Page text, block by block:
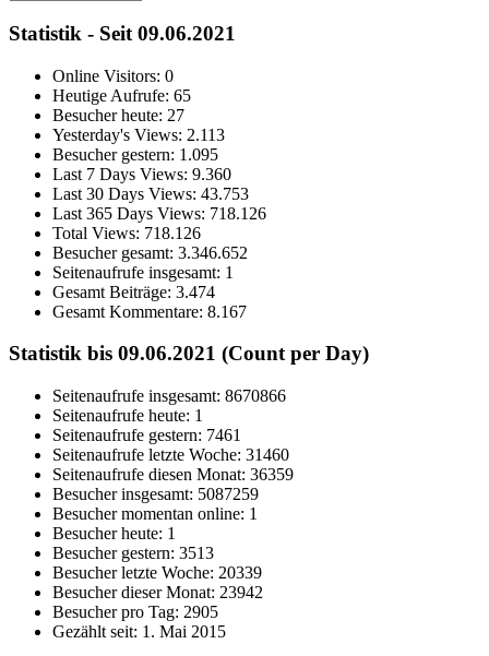
Statistik - Seit 09.06.2021
Online Visitors: 0
Heutige Aufrufe: 65
Besucher heute: 27
Yesterday's Views: 2.113
Besucher gestern: 1.095
Last 7 Days Views: 9.360
Last 30 Days Views: 43.753
Last 365 Days Views: 718.126
Total Views: 718.126
Besucher gesamt: 3.346.652
Seitenaufrufe insgesamt: 1
Gesamt Beiträge: 3.474
Gesamt Kommentare: 8.167
Statistik bis 09.06.2021 (Count per Day)
Seitenaufrufe insgesamt: 8670866
Seitenaufrufe heute: 1
Seitenaufrufe gestern: 7461
Seitenaufrufe letzte Woche: 31460
Seitenaufrufe diesen Monat: 36359
Besucher insgesamt: 5087259
Besucher momentan online: 1
Besucher heute: 1
Besucher gestern: 3513
Besucher letzte Woche: 20339
Besucher dieser Monat: 23942
Besucher pro Tag: 2905
Gezählt seit: 1. Mai 2015